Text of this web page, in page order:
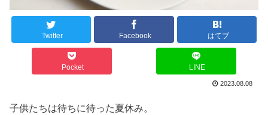
Twitter Facebook はてブ
Pocket LINE
2023.08.08
子供たちは待ちに待った夏休み。